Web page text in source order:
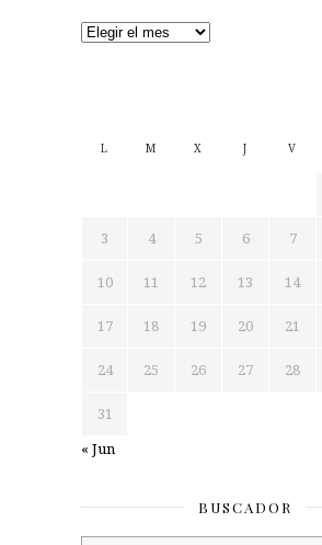
Archivos
L M X J V
3 4 5 6 7
10 11 12 13 14
17 18 19 20 21
24 25 26 27 28
31
« Jun
BUSCADOR